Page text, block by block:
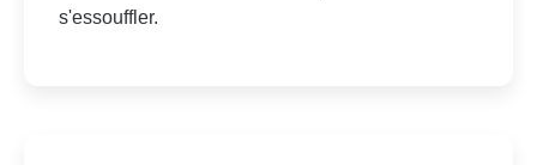
s'essouffler.